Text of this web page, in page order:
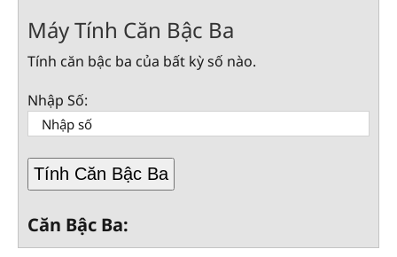
Máy Tính Căn Bậc Ba
Tính căn bậc ba của bất kỳ số nào.
Nhập Số:
Tính Căn Bậc Ba
Căn Bậc Ba: